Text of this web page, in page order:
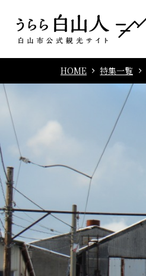
HOME 特集一覧